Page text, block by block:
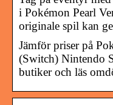
i Pokémon Pearl
originale spil kan
Jämför priser på
(Switch) Nintendo
butiker och läs